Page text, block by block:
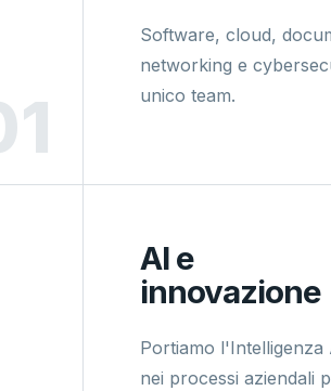
Software, cloud,
networking e
unico team.
AI e
innovazione
Portiamo l'Intelligenza
nei processi aziendali